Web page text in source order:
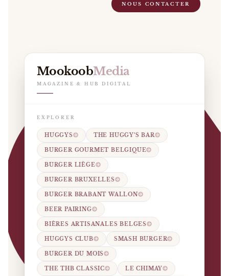
NOUS CONTACTER
MookoobMedia
MAGAZINE & HUB DIGITAL
EXPLORER
HUGGYS THE HUGGY’S BAR
BURGER GOURMET BELGIQUE
BURGER LIÈGE
BURGER BRUXELLES
BURGER BRABANT WALLON
BEER PAIRING
BIÈRES ARTISANALES BELGES
HUGGYS CLUB SMASH BURGER
BURGER DU MOIS
THE THB CLASSIC LE CHIMAY